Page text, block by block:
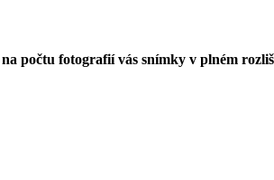
počtu fotografií vás snímky v plném